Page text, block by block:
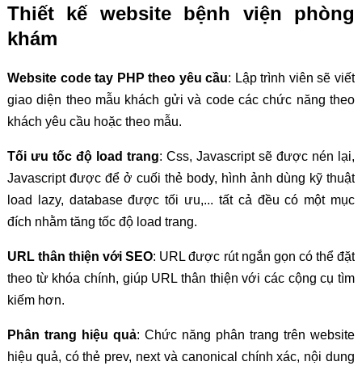
Thiết kế website bệnh viện phòng
khám
Website code tay PHP theo yêu cầu: Lập trình viên sẽ viết
giao diện theo mẫu khách gửi và code các chức năng theo
khách yêu cầu hoặc theo mẫu.
Tối ưu tốc độ load trang: Css, Javascript sẽ được nén lại,
Javascript được để ở cuối thẻ body, hình ảnh dùng kỹ thuật
load lazy, database được tối ưu,... tất cả đều có một mục
đích nhằm tăng tốc độ load trang.
URL thân thiện với SEO: URL được rút ngắn gọn có thể đặt
theo từ khóa chính, giúp URL thân thiện với các cộng cụ tìm
kiếm hơn.
Phân trang hiệu quả: Chức năng phân trang trên website
hiệu quả, có thẻ prev, next và canonical chính xác, nội dung